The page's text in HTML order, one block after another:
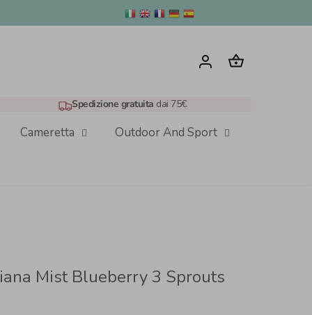
Spedizione gratuita dai 75€
Cameretta Outdoor And Sport
Mist Blueberry 3 Sprouts